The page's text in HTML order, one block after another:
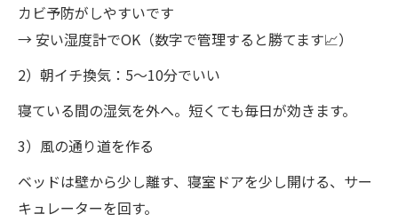
カビ予防がしやすいです
→ 安い湿度計でOK（数字で管理すると勝てます📈）
2）朝イチ換気：5〜10分でいい
寝ている間の湿気を外へ。短くても毎日が効きます。
3）風の通り道を作る
ベッドは壁から少し離す、寝室ドアを少し開ける、サー
キュレーターを回す。